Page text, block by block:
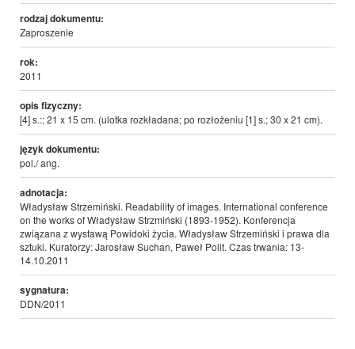
rodzaj dokumentu:
Zaproszenie
rok:
2011
opis fizyczny:
[4] s.:; 21 x 15 cm. (ulotka rozkładana; po rozłożeniu [1] s.; 30 x 21 cm).
język dokumentu:
pol./ ang.
adnotacja:
Władysław Strzemiński. Readability of images. International conference
on the works of Władysław Strzmiński (1893-1952). Konferencja
związana z wystawą Powidoki życia. Władysław Strzemiński i prawa dla
sztuki. Kuratorzy: Jarosław Suchan, Paweł Polit. Czas trwania: 13-
14.10.2011
sygnatura:
DDN/2011